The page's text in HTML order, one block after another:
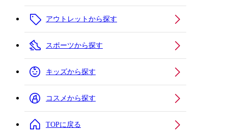
アウトレットから探す
スポーツから探す
キッズから探す
コスメから探す
TOPに戻る